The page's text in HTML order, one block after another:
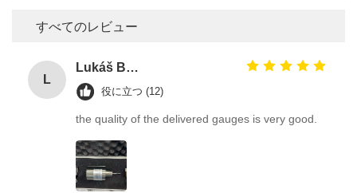
すべてのレビュー
L
Lukáš Burda
役に立つ (12)
the quality of the delivered gauges is very good.